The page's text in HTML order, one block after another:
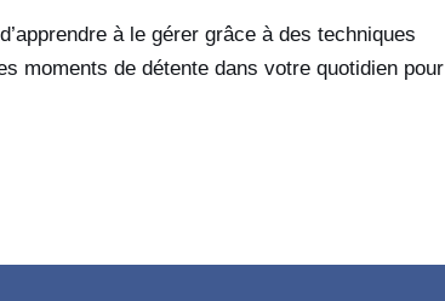
à le gérer grâce à des techniques
moments de détente dans votre quotidien pour